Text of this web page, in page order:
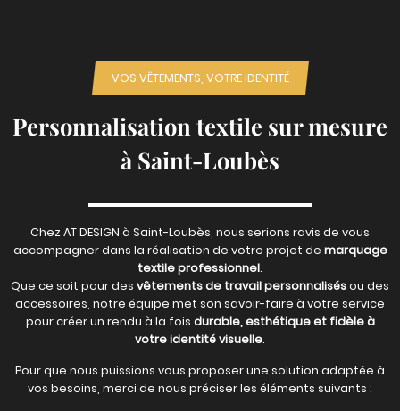
VOS VÊTEMENTS, VOTRE IDENTITÉ
Personnalisation textile sur mesure
à Saint-Loubès
Chez AT DESIGN à Saint-Loubès, nous serions ravis de vous
accompagner dans la réalisation de votre projet de marquage
textile professionnel.
Que ce soit pour des vêtements de travail personnalisésou des
accessoires, notre équipe met son savoir-faire à votre service
pour créer un rendu à la fois durable, esthétique et fidèle à
votre identité visuelle.
Pour que nous puissions vous proposer une solution adaptée à
vos besoins, merci de nous préciser les éléments suivants :